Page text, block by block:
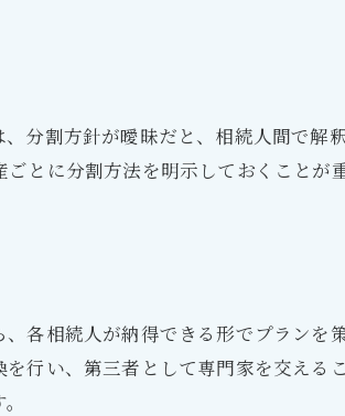
分割方針が曖昧だと、相続人間で解
とに分割方法を明示しておくことが
各相続人が納得できる形でプランを
行い、第三者として専門家を交えるこ